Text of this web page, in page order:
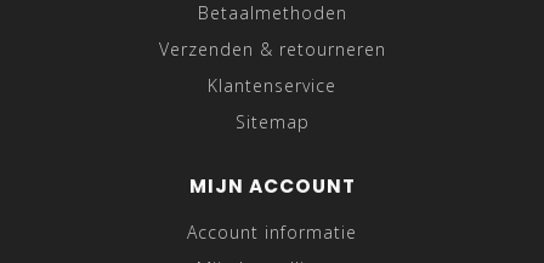
Betaalmethoden
Verzenden & retourneren
Klantenservice
Sitemap
MIJN ACCOUNT
Account informatie